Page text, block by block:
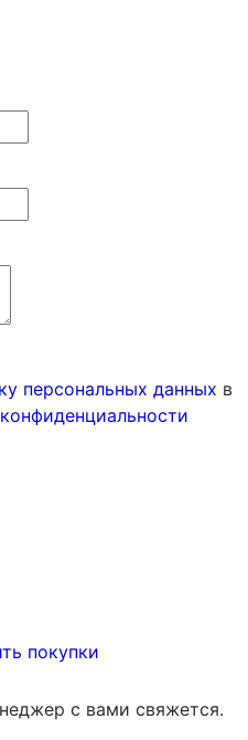
персональных данных в
покупки
с вами свяжется.